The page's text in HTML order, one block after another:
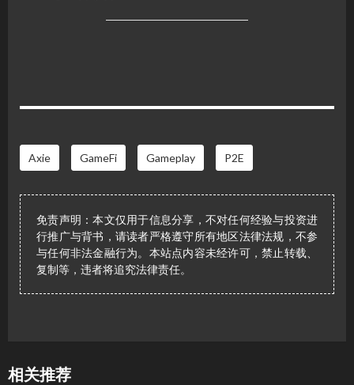
Axie GameFi Gameplay P2E
免责声明：本文仅用于信息分享，不对任何经验与投资进
行推广与背书，请读者严格遵守所有地区法律法规，不参
与任何非法金融行为。本站点内容未经许可，禁止转载、
复制等，违者将追究法律责任。
相关推荐